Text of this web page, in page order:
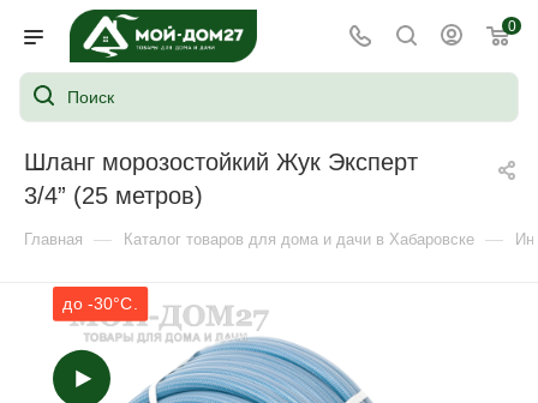
0
Шланг морозостойкий Жук Эксперт
3/4” (25 метров)
Главная — Каталог товаров для дома и дачи в Хабаровске —
до -30°C.